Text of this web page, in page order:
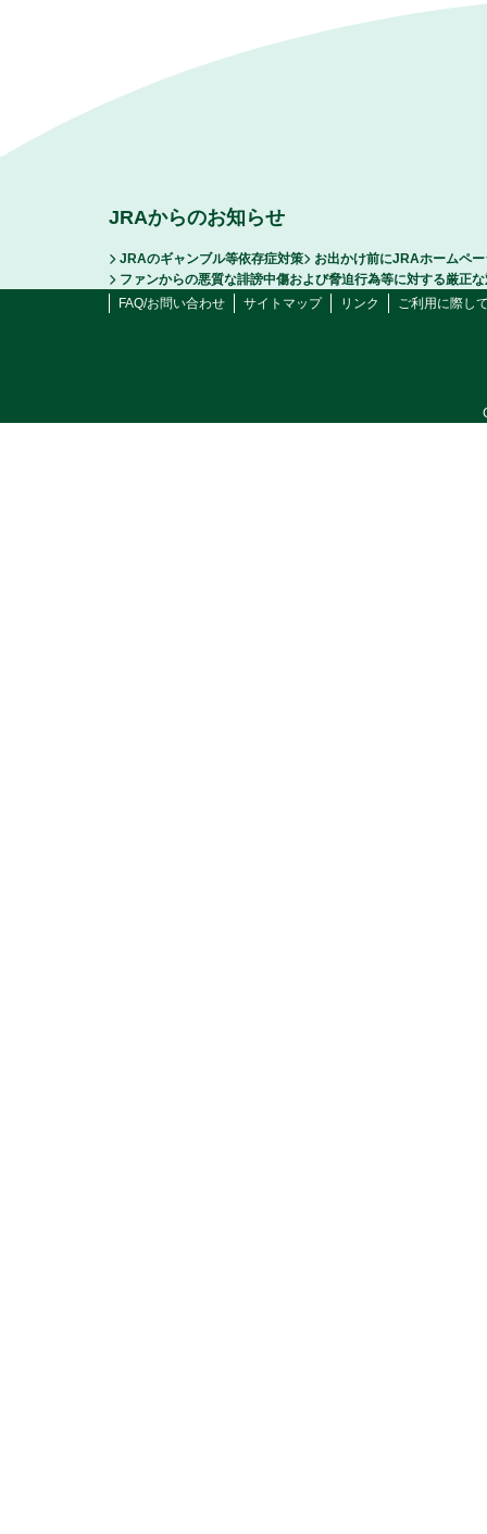
JRAからのお知らせ
JRAのギャンブル等依存症対策
お出かけ前にJRAホームペ
ファンからの悪質な誹謗中傷および脅迫行為等に対する厳正
FAQ/お問い合わせ
サイトマップ リンク ご利用に際し